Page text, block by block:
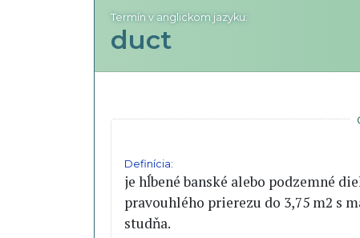
Termín v anglickom jazyku:
duct
Definícia:
je hĺbené banské alebo podzemné
pravouhlého prierezu do 3,75 m2 s
studňa.